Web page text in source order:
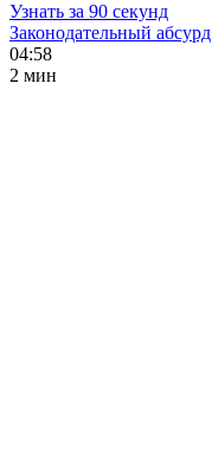
Узнать за 90 секунд
Законодательный абсурд
04:58
2 мин